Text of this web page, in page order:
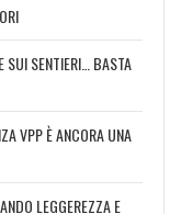
SUI SENTIERI… BASTA
VPP È ANCORA UNA
LEGGEREZZA E